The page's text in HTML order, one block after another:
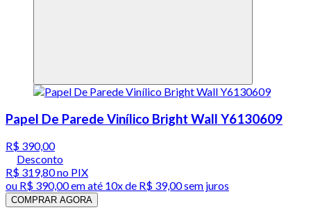
Papel De Parede Vinílico Bright Wall Y6130609
R$ 390,00
Desconto
R$ 319,80no PIX
ou R$ 390,00em até 10x de R$ 39,00 sem juros
COMPRAR AGORA